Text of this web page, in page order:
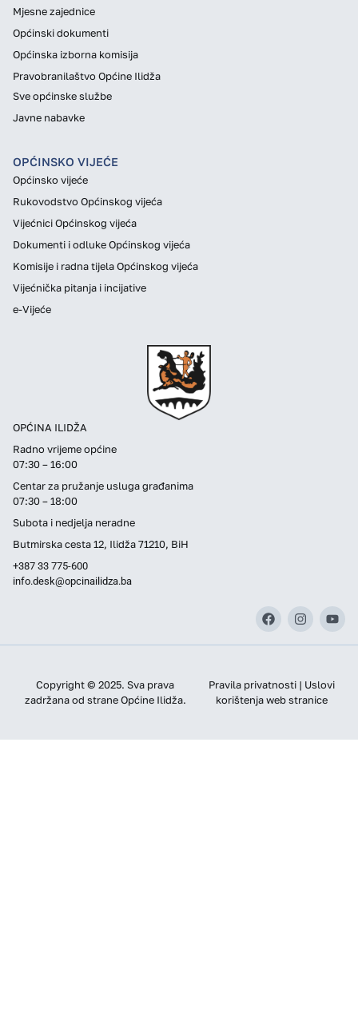
OPĆINA ILIDŽA
Radno vrijeme općine
07:30 – 16:00
Centar za pružanje usluga građanima
07:30 – 18:00
Subota i nedjelja neradne
Butmirska cesta 12, Ilidža 71210, BiH
+387 33 775-600
info.desk@opcinailidza.ba
Mjesne zajednice
Općinski dokumenti
Općinska izborna komisija
Pravobranilaštvo Općine Ilidža
Sve općinske službe
Javne nabavke
OPĆINSKO VIJEĆE
Općinsko vijeće
Rukovodstvo Općinskog vijeća
Vijećnici Općinskog vijeća
Dokumenti i odluke Općinskog vijeća
Komisije i radna tijela Općinskog vijeća
Vijećnička pitanja i incijative
e-Vijeće
Copyright © 2025. Sva prava
zadržana od strane Općine Ilidža.
Pravila privatnosti | Uslovi
korištenja web stranice